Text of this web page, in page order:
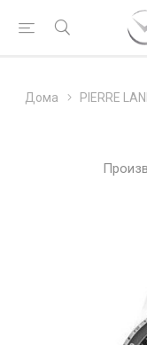
Дома PIERRE